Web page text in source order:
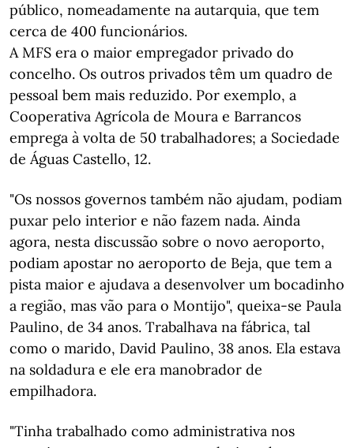
público, nomeadamente na autarquia, que tem
cerca de 400 funcionários.
A MFS era o maior empregador privado do
concelho. Os outros privados têm um quadro de
pessoal bem mais reduzido. Por exemplo, a
Cooperativa Agrícola de Moura e Barrancos
emprega à volta de 50 trabalhadores; a Sociedade
de Águas Castello, 12.
"Os nossos governos também não ajudam, podiam
puxar pelo interior e não fazem nada. Ainda
agora, nesta discussão sobre o novo aeroporto,
podiam apostar no aeroporto de Beja, que tem a
pista maior e ajudava a desenvolver um bocadinho
a região, mas vão para o Montijo", queixa-se Paula
Paulino, de 34 anos. Trabalhava na fábrica, tal
como o marido, David Paulino, 38 anos. Ela estava
na soldadura e ele era manobrador de
empilhadora.
"Tinha trabalhado como administrativa nos